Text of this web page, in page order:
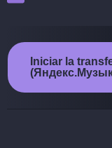
Iniciar la